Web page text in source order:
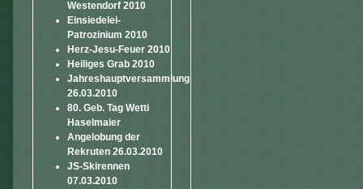
Westendorf 2010
Einsiedelei-
Patrozinium 2010
Herz-Jesu-Feuer 2010
Heiliges Grab 2010
Jahreshauptversammlung
26.03.2010
80. Geb. Tag Wetti
Haselmaier
Angelobung der
Rekruten 26.03.2010
JS-Skirennen
07.03.2010